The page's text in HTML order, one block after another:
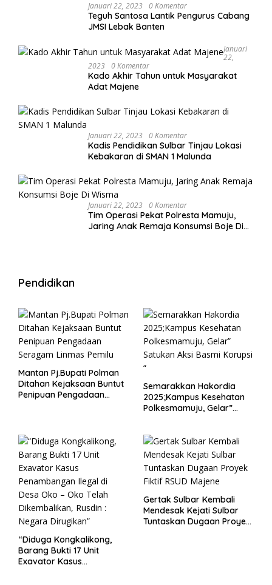
Januari 22, 2023 0 Komentar
Teguh Santosa Lantik Pengurus Cabang
JMSI Lebak Banten
Januari
22,
2023 0 Komentar
Kado Akhir Tahun untuk Masyarakat
Adat Majene
Januari 22, 2023 0 Komentar
Kadis Pendidikan Sulbar Tinjau Lokasi
Kebakaran di SMAN 1 Malunda
Januari 22, 2023 0 Komentar
Tim Operasi Pekat Polresta Mamuju,
Jaring Anak Remaja Konsumsi Boje Di
Pendidikan
Mantan Pj.Bupati Polman
Ditahan Kejaksaan Buntut
Penipuan Pengadaan
Semarakkan Hakordia
2025;Kampus Kesehatan
Polkesmamuju, Gelar”
“Diduga Kongkalikong,
Barang Bukti 17 Unit
Exavator Kasus
Gertak Sulbar Kembali
Mendesak Kejati Sulbar
Tuntaskan Dugaan Proyek